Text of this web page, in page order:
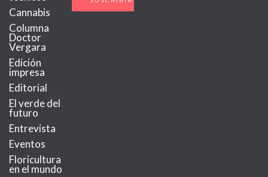
Cannabis
Columna
Doctor
Vergara
Edición
impresa
Editorial
El verde del
futuro
Entrevista
Eventos
Floricultura
en el mundo